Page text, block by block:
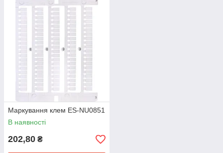
Маркування клем ES-NU0851
В наявності
202,80 ₴